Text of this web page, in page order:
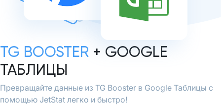
TG BOOSTER + GOOGLE
ТАБЛИЦЫ
Превращайте данные из TG Booster в Google Таблицы с
помощью JetStat легко и быстро!